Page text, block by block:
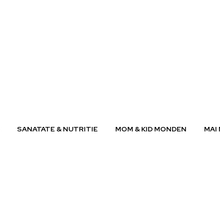
SANATATE & NUTRITIE MOM & KID MONDEN MAI